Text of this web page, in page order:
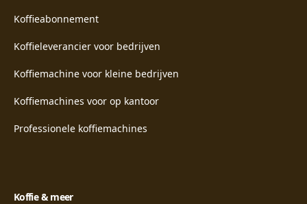
Koffieabonnement
Koffieleverancier voor bedrijven
Koffiemachine voor kleine bedrijven
Koffiemachines voor op kantoor
Professionele koffiemachines
Koffie & meer